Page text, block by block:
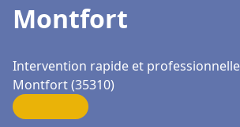
Montfort
Intervention rapide et
Montfort (35310)